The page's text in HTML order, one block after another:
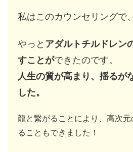
私はこのカウンセリングで、
やっと アダルトチルドレン
すことができたのです。
人生の質が高まり、揺るが
した。
龍と繋がることにより、高次
ることもできました！